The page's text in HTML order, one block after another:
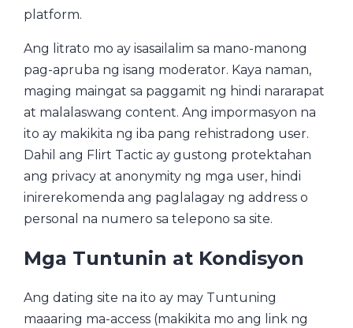
platform.
Ang litrato mo ay isasailalim sa mano-manong
pag-apruba ng isang moderator. Kaya naman,
maging maingat sa paggamit ng hindi nararapat
at malalaswang content. Ang impormasyon na
ito ay makikita ng iba pang rehistradong user.
Dahil ang Flirt Tactic ay gustong protektahan
ang privacy at anonymity ng mga user, hindi
inirerekomenda ang paglalagay ng address o
personal na numero sa telepono sa site.
Mga Tuntunin at Kondisyon
Ang dating site na ito ay may Tuntuning
maaaring ma-access (makikita mo ang link ng